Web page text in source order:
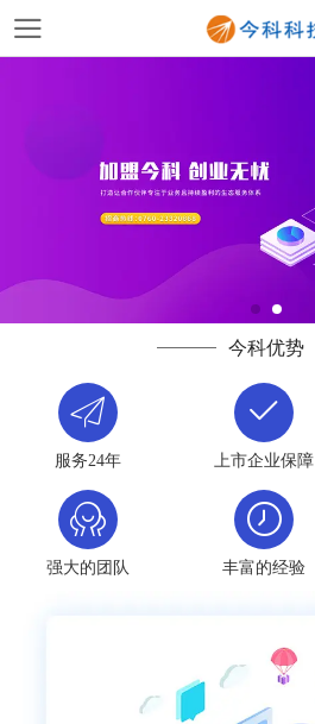
今科优势
服务24年 上市企业保障
强大的团队 丰富的经验